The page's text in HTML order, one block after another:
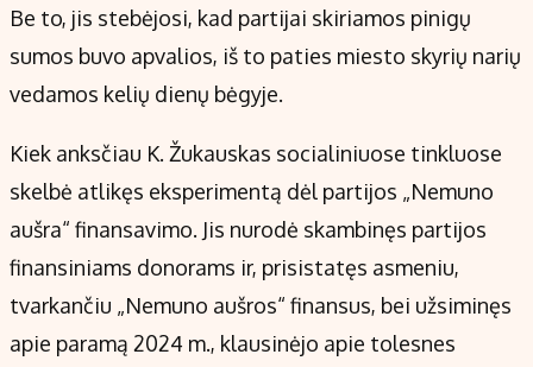
Be to, jis stebėjosi, kad partijai skiriamos pinigų
sumos buvo apvalios, iš to paties miesto skyrių narių
vedamos kelių dienų bėgyje.
Kiek anksčiau K. Žukauskas socialiniuose tinkluose
skelbė atlikęs eksperimentą dėl partijos „Nemuno
aušra“ finansavimo. Jis nurodė skambinęs partijos
finansiniams donorams ir, prisistatęs asmeniu,
tvarkančiu „Nemuno aušros“ finansus, bei užsiminęs
apie paramą 2024 m., klausinėjo apie tolesnes